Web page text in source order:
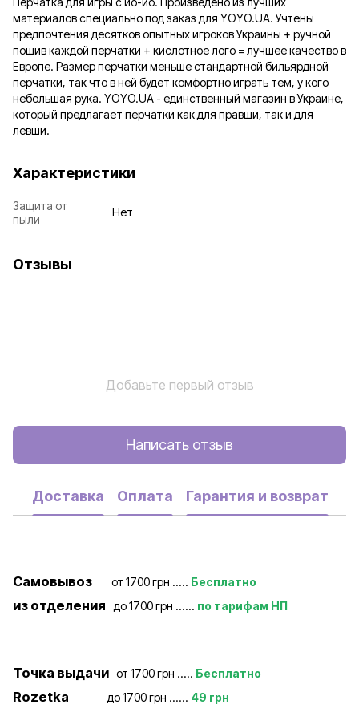
материалов специально под заказ для YOYO.UA. Учтены
предпочтения десятков опытных игроков Украины + ручной
пошив каждой перчатки + кислотное лого = лучшее качество в
Европе. Размер перчатки меньше стандартной бильярдной
перчатки, так что в ней будет комфортно играть тем, у кого
небольшая рука. YOYO.UA - единственный магазин в Украине,
который предлагает перчатки как для правши, так и для
левши.
Характеристики
Защита от
пыли
Нет
Отзывы
Добавьте первый отзыв
Написать отзыв
Доставка Оплата Гарантия и возврат
Самовывоз от 1700 грн ..... Бесплатно
из отделения до 1700 грн ...... по тарифам НП
Точка выдачи от 1700 грн ..... Бесплатно
Rozetka до 1700 грн ...... 49 грн